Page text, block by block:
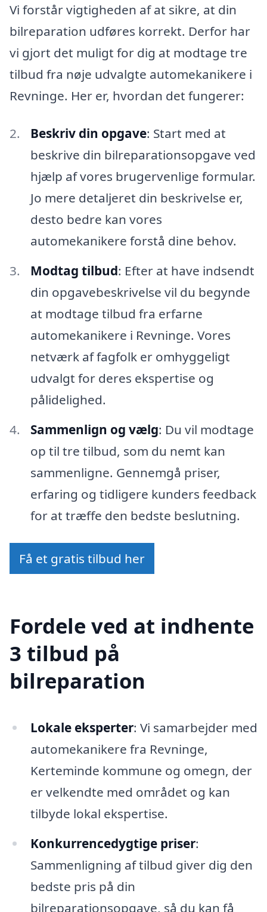
Vi forstår vigtigheden af at sikre, at din
bilreparation udføres korrekt. Derfor har
vi gjort det muligt for dig at modtage tre
tilbud fra nøje udvalgte automekanikere i
Revninge. Her er, hvordan det fungerer:
Beskriv din opgave: Start med at
beskrive din bilreparationsopgave ved
hjælp af vores brugervenlige formular.
Jo mere detaljeret din beskrivelse er,
desto bedre kan vores
automekanikere forstå dine behov.
Modtag tilbud: Efter at have indsendt
din opgavebeskrivelse vil du begynde
at modtage tilbud fra erfarne
automekanikere i Revninge. Vores
netværk af fagfolk er omhyggeligt
udvalgt for deres ekspertise og
pålidelighed.
Sammenlign og vælg: Du vil modtage
op til tre tilbud, som du nemt kan
sammenligne. Gennemgå priser,
erfaring og tidligere kunders feedback
for at træffe den bedste beslutning.
Få et gratis tilbud her
Fordele ved at indhente
3 tilbud på
bilreparation
Lokale eksperter: Vi samarbejder med
automekanikere fra Revninge,
Kerteminde kommune og omegn, der
er velkendte med området og kan
tilbyde lokal ekspertise.
Konkurrencedygtige priser:
Sammenligning af tilbud giver dig den
bedste pris på din
bilreparationsopgave, så du kan få